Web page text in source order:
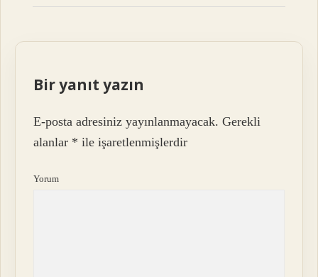
Bir yanıt yazın
E-posta adresiniz yayınlanmayacak. Gerekli
alanlar * ile işaretlenmişlerdir
Yorum